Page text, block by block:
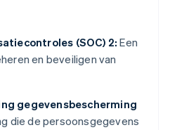
(SOC) 2: Een
en beveiligen van
gegevensbescherming
die de persoonsgegevens